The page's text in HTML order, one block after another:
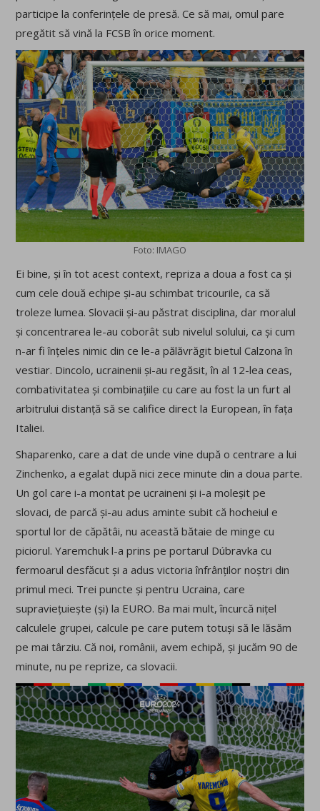
participe la conferințele de presă. Ce să mai, omul pare
pregătit să vină la FCSB în orice moment.
Foto: IMAGO
Ei bine, și în tot acest context, repriza a doua a fost ca și
cum cele două echipe și-au schimbat tricourile, ca să
troleze lumea. Slovacii și-au păstrat disciplina, dar moralul
și concentrarea le-au coborât sub nivelul solului, ca și cum
n-ar fi înțeles nimic din ce le-a pălăvrăgit bietul Calzona în
vestiar. Dincolo, ucrainenii și-au regăsit, în al 12-lea ceas,
combativitatea și combinațiile cu care au fost la un furt al
arbitrului distanță să se califice direct la European, în fața
Italiei.
Shaparenko, care a dat de unde vine după o centrare a lui
Zinchenko, a egalat după nici zece minute din a doua parte.
Un gol care i-a montat pe ucraineni și i-a moleșit pe
slovaci, de parcă și-au adus aminte subit că hocheiul e
sportul lor de căpătâi, nu această bătaie de minge cu
piciorul. Yaremchuk l-a prins pe portarul Dúbravka cu
fermoarul desfăcut și a adus victoria înfrânților noștri din
primul meci. Trei puncte și pentru Ucraina, care
supraviețuiește (și) la EURO. Ba mai mult, încurcă nițel
calculele grupei, calcule pe care putem totuși să le lăsăm
pe mai târziu. Că noi, românii, avem echipă, și jucăm 90 de
minute, nu pe reprize, ca slovacii.